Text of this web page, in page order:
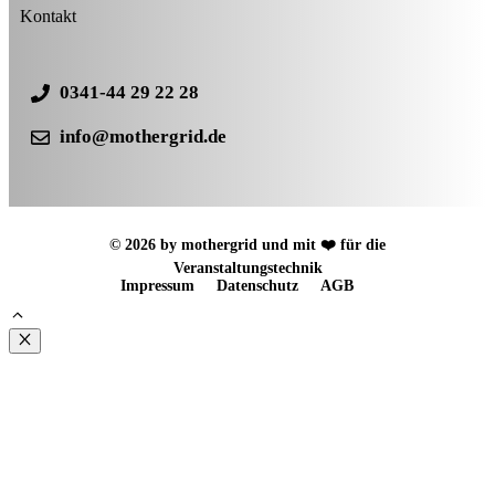
Kontakt
0341-44 29 22 28
info@mothergrid.de
© 2026 by mothergrid und mit ❤️ für die
Veranstaltungstechnik
Impressum
Datenschutz AGB
Schließen